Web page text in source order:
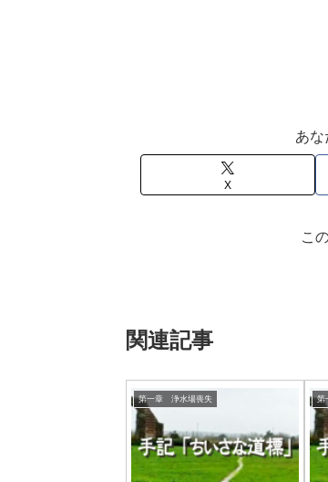
あ
X
こ
関連記事
第一章 浄水場喪失 第